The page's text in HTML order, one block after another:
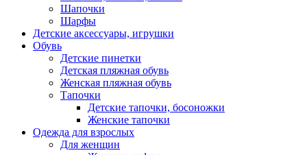
Шапочки
Шарфы
Детские аксессуары, игрушки
Обувь
Детские пинетки
Детская пляжная обувь
Женская пляжная обувь
Тапочки
Детские тапочки, босоножки
Женские тапочки
Одежда для взрослых
Для женщин